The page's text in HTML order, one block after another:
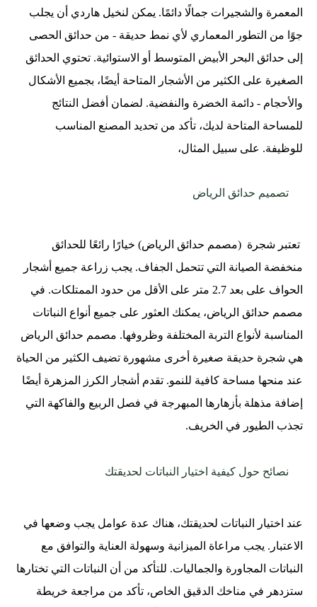
المعمرة والشجيرات جمالًا دائمًا. يمكن لنخيل هاردي أن يجلب
جوًا من التطور المعماري لأي نمط حديقة - من حدائق الحصى
إلى حدائق البحر الأبيض المتوسط أو الاستوائية. تحتوي الحدائق
الصغيرة على الكثير من الأشجار المتاحة أيضًا، بجميع الأشكال
والأحجام - دائمة الخضرة والنفضية. لضمان أفضل النتائج
للمساحة المتاحة لديك، تأكد من تحديد المصنع المناسب
للوظيفة. على سبيل المثال،
تصميم حدائق الرياض
تعتبر شجرة (مصمم حدائق الرياض) خيارًا رائعًا للحدائق
منخفضة الصيانة التي تتحمل الجفاف. يجب زراعة جميع أشجار
الحواف على بعد 2.7 متر على الأقل من حدود الممتلكات. في
مصمم حدائق الرياض، يمكنك العثور على جميع أنواع النباتات
المناسبة لأنواع التربة المختلفة وظروفها. مصمم حدائق الرياض
هي شجرة حديقة صغيرة أخرى مشهورة تضيف الكثير من الحياة
عند منحها مساحة كافية للنمو. تقدم أشجار الكرز المزهرة أيضًا
إضافة مذهلة بأزهارها المبهرجة في فصل الربيع والفاكهة التي
تجذب الطيور في الخريف.
نصائح حول كيفية اختيار النباتات لحديقتك
عند اختيار النباتات لحديقتك، هناك عدة عوامل يجب وضعها في
الاعتبار. يجب مراعاة الميزانية وسهولة العناية والتوافق مع
النباتات المجاورة والجماليات. للتأكد من أن النباتات التي تختارها
ستزدهر في مناخك الدقيق الخاص، تأكد من مراجعة خريطة